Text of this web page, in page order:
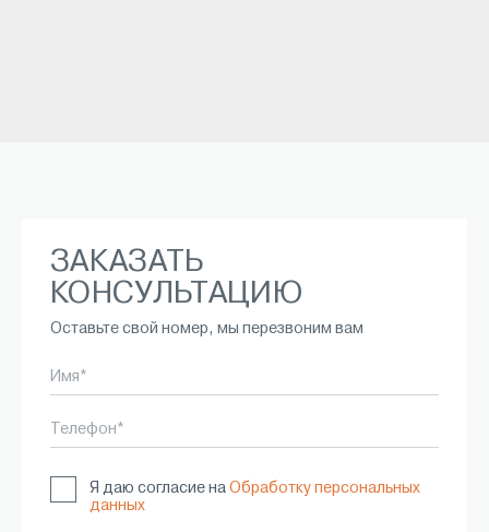
ЗАКАЗАТЬ
КОНСУЛЬТАЦИЮ
Оставьте свой номер, мы перезвоним вам
Имя*
Телефон*
Я даю согласие на Обработку персональных
данных